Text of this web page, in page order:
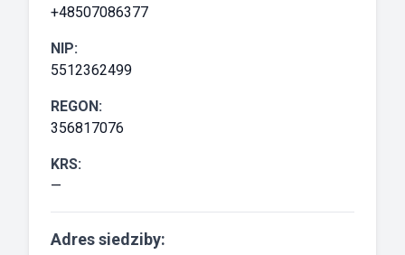
+48507086377
NIP:
5512362499
REGON:
356817076
KRS:
—
Adres siedziby: